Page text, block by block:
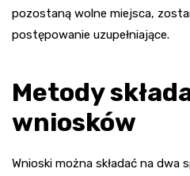
pozostaną wolne miejsca,
postępowanie uzupełniające.
Metody
wniosków
Wnioski można składać na dwa